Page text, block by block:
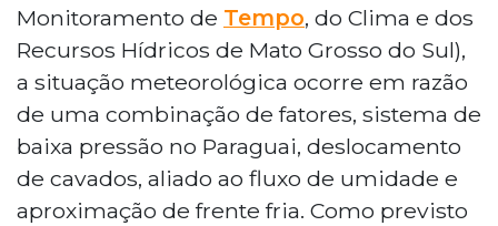
Monitoramento de Tempo, do Clima e dos
Recursos Hídricos de Mato Grosso do Sul),
a situação meteorológica ocorre em razão
de uma combinação de fatores, sistema de
baixa pressão no Paraguai, deslocamento
de cavados, aliado ao fluxo de umidade e
aproximação de frente fria. Como previsto